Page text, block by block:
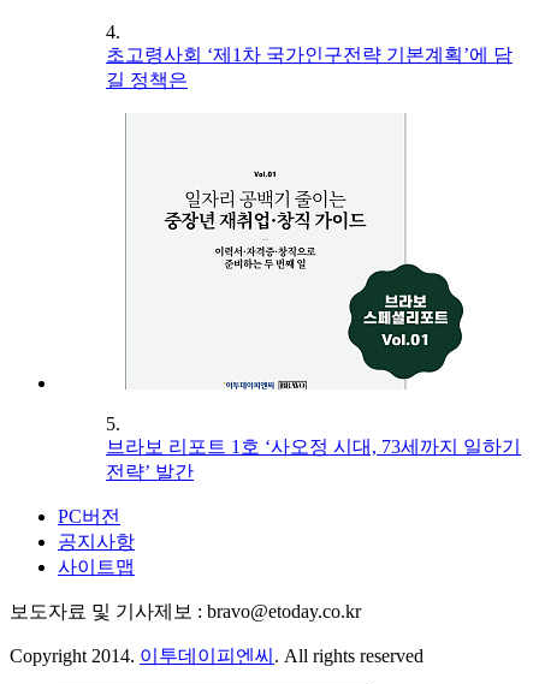
4.
초고령사회 ‘제1차 국가인구전략 기본계획’에 담
길 정책은
5.
브라보 리포트 1호 ‘사오정 시대, 73세까지 일하기
전략’ 발간
PC버전
공지사항
사이트맵
보도자료 및 기사제보 : bravo@etoday.co.kr
Copyright 2014. 이투데이피엔씨 . All rights reserved